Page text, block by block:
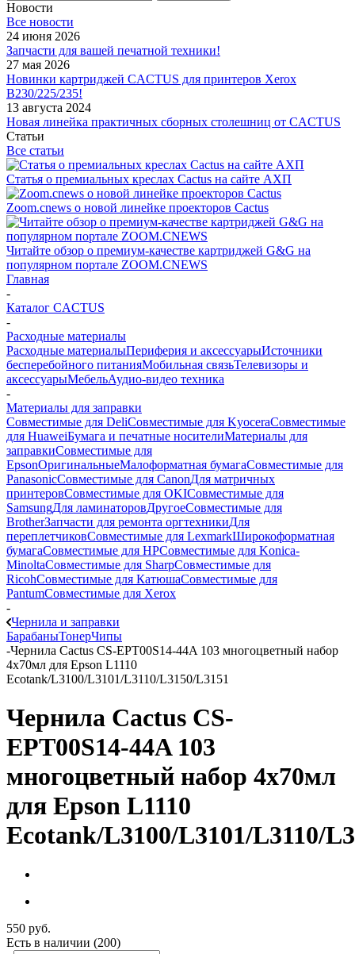
Новости
Все новости
24 июня 2026
Запчасти для вашей печатной техники!
27 мая 2026
Новинки картриджей CACTUS для принтеров Xerox
B230/225/235!
13 августа 2024
Новая линейка практичных сборных столешниц от CACTUS
Статьи
Все статьи
Статья о премиальных креслах Cactus на сайте АХП
Zoom.cnews о новой линейке проекторов Cactus
Читайте обзор о премиум-качестве картриджей G&G на
популярном портале ZOOM.CNEWS
Главная
-
Каталог CACTUS
-
Расходные материалы
Расходные материалыПериферия и аксессуарыИсточники
бесперебойного питанияМобильная связьТелевизоры и
аксессуарыМебельАудио-видео техника
-
Материалы для заправки
Совместимые для DeliСовместимые для KyoceraСовместимые
для HuaweiБумага и печатные носителиМатериалы для
заправкиСовместимые для
EpsonОригинальныеМалоформатная бумагаСовместимые для
PanasonicСовместимые для CanonДля матричных
принтеровСовместимые для OKIСовместимые для
SamsungДля ламинаторовДругоеСовместимые для
BrotherЗапчасти для ремонта оргтехникиДля
переплетчиковСовместимые для LexmarkШирокоформатная
бумагаСовместимые для HPСовместимые для Konica-
MinoltaСовместимые для SharpСовместимые для
RicohСовместимые для КатюшаСовместимые для
PantumСовместимые для Xerox
-
Чернила и заправки
БарабаныТонерЧипы
-Чернила Cactus CS-EPT00S14-44A 103 многоцветный набор
4x70мл для Epson L1110
Ecotank/L3100/L3101/L3110/L3150/L3151
Чернила Cactus CS-
EPT00S14-44A 103
многоцветный набор 4x70мл
для Epson L1110
Ecotank/L3100/L3101/L3110/
550 руб.
Есть в наличии (200)